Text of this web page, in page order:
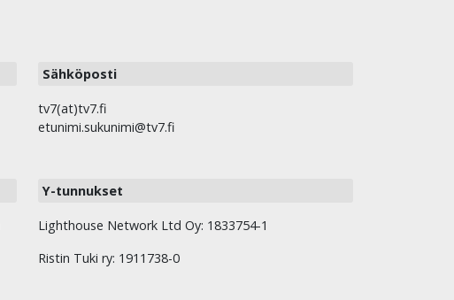
Sähköposti
tv7(at)tv7.fi
etunimi.sukunimi@tv7.fi
Y-tunnukset
Lighthouse Network Ltd Oy: 1833754-1
Ristin Tuki ry: 1911738-0